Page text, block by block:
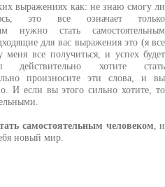
выражениях как: не знаю смогу ли
это все означает только
нужно стать самостоятельным
для вас выражения это (я все
меня все получиться, и успех будет
хотите стать
произносите эти слова, и вы
И если вы этого сильно хотите, то
самостоятельным человеком , и
новый мир.